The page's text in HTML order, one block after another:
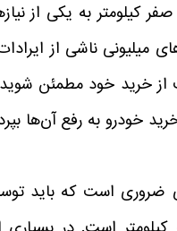
کیلومتر به یکی از
میلیونی ناشی از
از خرید خود مطمئن
خودرو به رفع آن‌ها
است که باید